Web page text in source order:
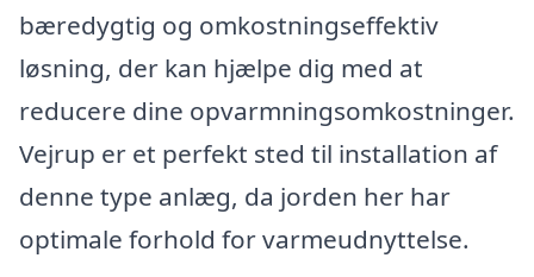
bæredygtig og omkostningseffektiv
løsning, der kan hjælpe dig med at
reducere dine opvarmningsomkostninger.
Vejrup er et perfekt sted til installation af
denne type anlæg, da jorden her har
optimale forhold for varmeudnyttelse.